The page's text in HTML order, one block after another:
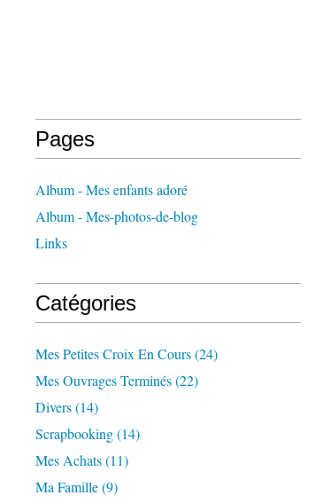
Pages
Album - Mes enfants adoré
Album - Mes-photos-de-blog
Links
Catégories
Mes Petites Croix En Cours(24)
Mes Ouvrages Terminés(22)
Divers(14)
Scrapbooking(14)
Mes Achats(11)
Ma Famille(9)